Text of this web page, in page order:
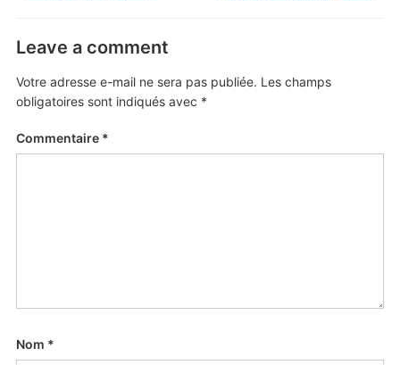
Leave a comment
Votre adresse e-mail ne sera pas publiée. Les champs
obligatoires sont indiqués avec *
Commentaire *
Nom *